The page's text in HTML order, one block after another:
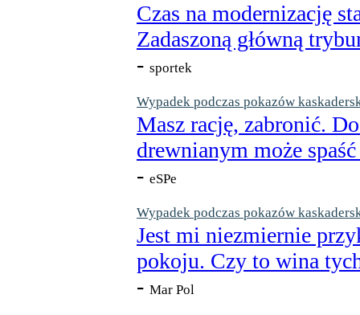
Czas na modernizację
Zadaszoną główną
- sportek
Wypadek podczas pokazów
Masz rację, zabronić.
drewnianym może
- eSPe
Wypadek podczas pokazów
Jest mi niezmiernie
pokoju. Czy to wina
- Mar Pol